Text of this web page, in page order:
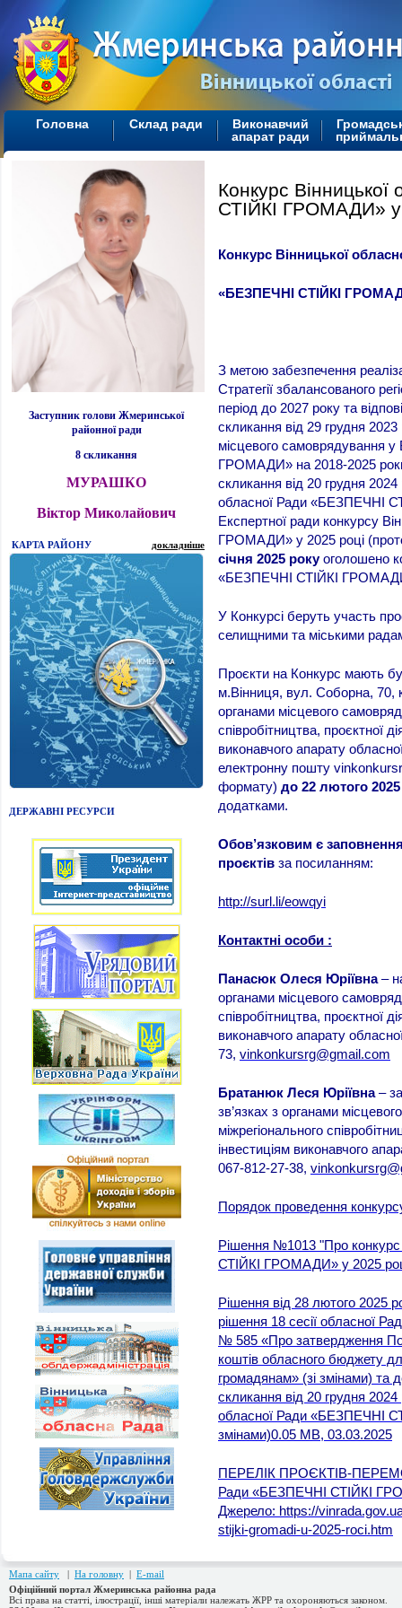
Головна Склад ради
Виконавчий
апарат ради
Заступник голови Жмеринської
районної ради
8 скликання
МУРАШКО
Віктор Миколайович
КАРТА РАЙОНУ докладніше
ДЕРЖАВНІ РЕСУРСИ
Конкурс
СТІЙКІ ГРОМАДИ» у
Конкурс Вінницької
«БЕЗПЕЧНІ СТІЙКІ
З метою забезпечення
Стратегії збалансованого
період до 2027 року та
скликання від 29 грудня
місцевого самоврядування
ГРОМАДИ» на 2018-2025
скликання від 20 грудня
обласної Ради «БЕЗПЕЧНІ
Експертної ради конкурсу
ГРОМАДИ» у 2025 році
січня 2025 рокуоголошено
«БЕЗПЕЧНІ СТІЙКІ
У Конкурсі беруть участь
селищними та міськими
Проєкти на Конкурс мають
м.Вінниця, вул. Соборна, 70,
органами місцевого
співробітництва, проєктної
виконавчого апарату
електронну пошту
формату) до 22 лютого 2025
додатками.
Обов’язковим є заповн
проєктів за посиланням:
http://surl.li/eowqyi
Контактні особи :
Панасюк Олеся Юріївна–
органами місцевого
співробітництва, проєктної
виконавчого апарату
73, vinkonkursrg@gmail.com
Братанюк Леся Юріївна–
зв’язках з органами
міжрегіонального
інвестиціям виконавчого
067-812-27-38,
Порядок проведення
Рішення №1013 "Про
СТІЙКІ ГРОМАДИ» у 2025
Рішення від 28 лютого 2025
рішення 18 сесії обласної
№ 585 «Про затвердження
коштів обласного бюджету
громадянам» (зі змінами) та
скликання від 20 грудня
обласної Ради «БЕЗПЕЧНІ
змінами)0.05 MB, 03.03.2025
ПЕРЕЛІК ПРОЄКТІВ-
Ради «БЕЗПЕЧНІ СТІЙКІ
Джерело: https://
stijki-gromadi-u-2025-roci.htm
Мапа сайту | На головну | E-mail
Офіційний портал Жмеринська районна рада
Всі права на статті, ілюстрації, інші матеріали належать ЖРР та охороняються законом.